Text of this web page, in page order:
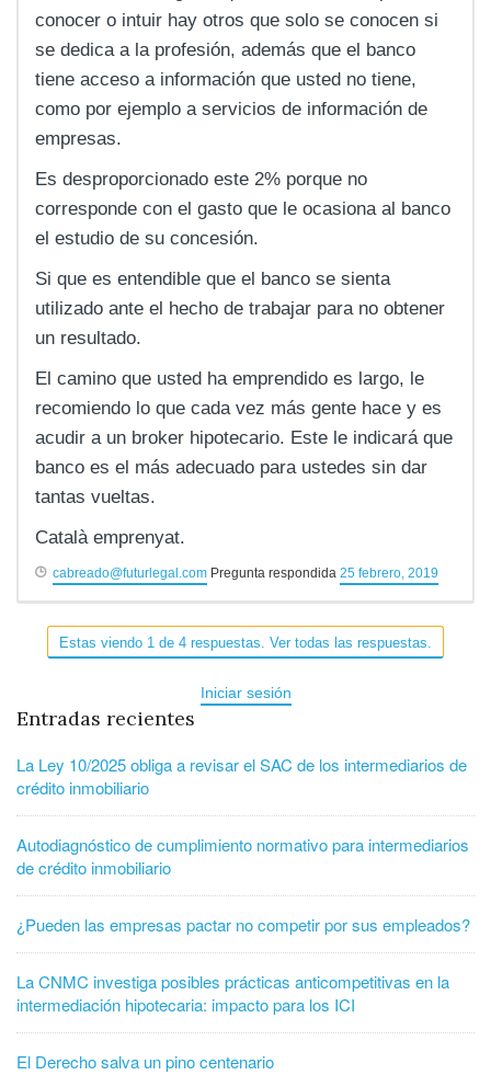
conocer o intuir hay otros que solo se conocen si
se dedica a la profesión, además que el banco
tiene acceso a información que usted no tiene,
como por ejemplo a servicios de información de
empresas.
Es desproporcionado este 2% porque no
corresponde con el gasto que le ocasiona al banco
el estudio de su concesión.
Si que es entendible que el banco se sienta
utilizado ante el hecho de trabajar para no obtener
un resultado.
El camino que usted ha emprendido es largo, le
recomiendo lo que cada vez más gente hace y es
acudir a un broker hipotecario. Este le indicará que
banco es el más adecuado para ustedes sin dar
tantas vueltas.
Català emprenyat.
cabreado@futurlegal.com Pregunta respondida 25 febrero, 2019
Estas viendo 1 de 4 respuestas. Ver todas las respuestas.
Iniciar sesión
Entradas recientes
La Ley 10/2025 obliga a revisar el SAC de los intermediarios de
crédito inmobiliario
Autodiagnóstico de cumplimiento normativo para intermediarios
de crédito inmobiliario
¿Pueden las empresas pactar no competir por sus empleados?
La CNMC investiga posibles prácticas anticompetitivas en la
intermediación hipotecaria: impacto para los ICI
El Derecho salva un pino centenario